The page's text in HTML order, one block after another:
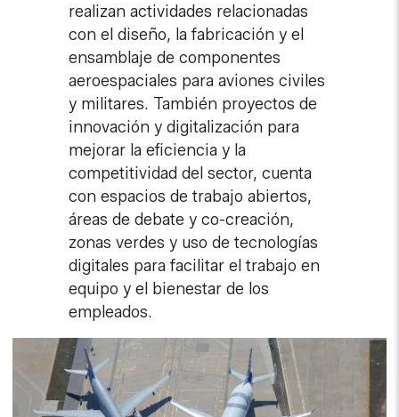
realizan actividades relacionadas
con el diseño, la fabricación y el
ensamblaje de componentes
aeroespaciales para aviones civiles
y militares. También proyectos de
innovación y digitalización para
mejorar la eficiencia y la
competitividad del sector, cuenta
con espacios de trabajo abiertos,
áreas de debate y co-creación,
zonas verdes y uso de tecnologías
digitales para facilitar el trabajo en
equipo y el bienestar de los
empleados.